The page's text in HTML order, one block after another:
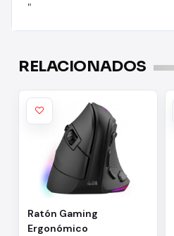
"
RELACIONADOS
Ratón Gaming
Ergonómico